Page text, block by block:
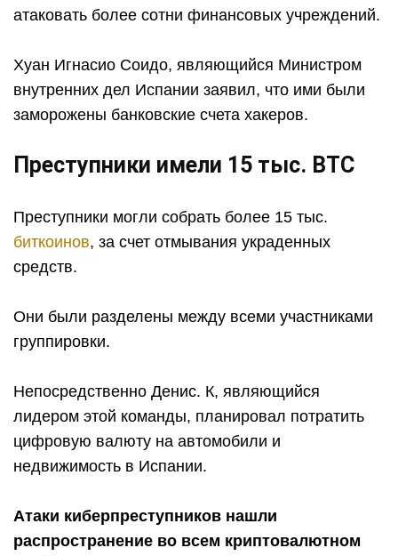
атаковать более сотни финансовых учреждений.
Хуан Игнасио Соидо, являющийся Министром
внутренних дел Испании заявил, что ими были
заморожены банковские счета хакеров.
Преступники имели 15 тыс. BTC
Преступники могли собрать более 15 тыс.
биткоинов, за счет отмывания украденных
средств.
Они были разделены между всеми участниками
группировки.
Непосредственно Денис. К, являющийся
лидером этой команды, планировал потратить
цифровую валюту на автомобили и
недвижимость в Испании.
Атаки киберпреступников нашли
распространение во всем криптовалютном